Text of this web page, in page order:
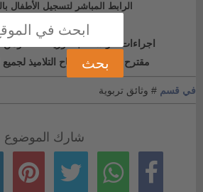
الرابط المباشر لتسجيل الأطفال
اجراءات حراسة الباكلوريا 2020 ومن سيتم اعفاؤهم منها
مقترح جديد لعتبة نجاح التلاميذ لجميع
في قسم # وثائق تربوية
شارك الموضوع